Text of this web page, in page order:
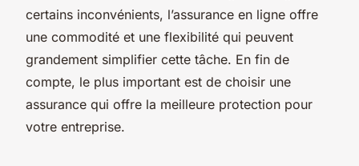
certains inconvénients, l’assurance en ligne offre
une commodité et une flexibilité qui peuvent
grandement simplifier cette tâche. En fin de
compte, le plus important est de choisir une
assurance qui offre la meilleure protection pour
votre entreprise.